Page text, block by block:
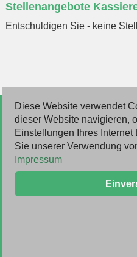
eingeben
Stellenangebote
Entschuldigen Sie - keine
© 2026 Deutsche Jobmarkt
Inserieren
Kontakt
AGB
Diese Website verwendet
dieser Website navigieren,
Einstellungen Ihres
Sie unserer Verwendung
Impressum